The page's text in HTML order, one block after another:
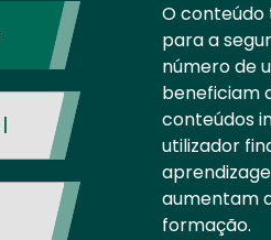
O conteúdo
para a
número de
beneficiam
conteúdos
utilizador
aumentam
formação.